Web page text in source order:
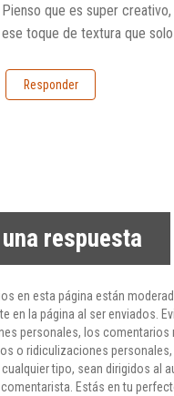
Pienso que es super
ese toque de textura que
Responder
una respuesta
en esta página están
en la página al ser enviados.
personales, los comentarios
o ridiculizaciones
tipo, sean dirigidos al
Estás en tu